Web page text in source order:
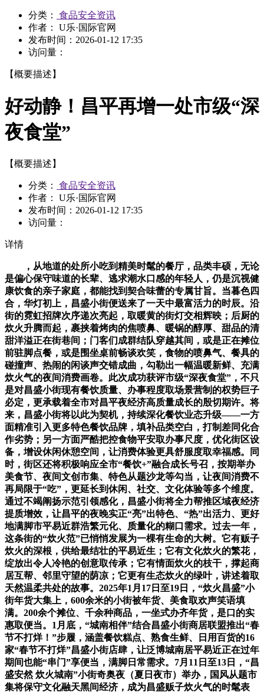
分类：
食品安全资讯
作者： U乐·国际官网
发布时间： 2026-01-12 17:35
访问量：
【概要描述】
好动静！昌平再增一处市级“深
夜食堂”
【概要描述】
分类：
食品安全资讯
作者： U乐·国际官网
发布时间： 2026-01-12 17:35
访问量：
详情
，从地道的处所小吃到精美时髦的餐厅，品类丰硕，无论
是偏心保守味道的长辈、逃求潮水口感的年轻人，仍是沉视健
康饮食的亲子家庭，都能找到契合味蕾的专属甘旨。当暮色四
合，华灯初上，昌盛小街便送来了一天中最富活力的时辰。沿
街的霓虹招牌次序递次亮起，取暖黄的街灯交相辉映；后厨的
炊火升腾而起，裹挟着烤肉的焦喷鼻、暖锅的醇厚、甜品的清
甜洋溢正在街巷间；门客们成群结队穿越其间，或是正在摊位
前驻脚点餐，或是围坐桌前畅谈欢笑，食物的喷鼻气、餐具的
碰撞声、热闹的闲谈声交错成曲，勾勒出一幅温暖新鲜、充满
炊火气的夜间消费画卷。此次成功获评市级“深夜食堂”，不只
是对昌盛小街现有餐饮质量、办事程度取场景营制的权势巨子
必定，更承载着全市对昌平夜经济高质量成长的殷切期许。将
来，昌盛小街将以此为契机，持续深化餐饮业态升级——一方
面精准引入更多特色餐饮品牌，填补品类空白，打制差同化合
作劣势；另一方面严酷把控食物平安取办事尺度，优化街区设
备，增设休闲休憩空间，让消费体验更具舒服度取幸福感。同
时，街区还将积极响应全市“餐饮+”融合成长号召，按期举办
美食节、夜间文创市集、特色从题沙龙等勾当，让夜间消费不
再局限于“吃”，更延长到休闲、社交、文化体验等多个维度。
通过不竭阐扬示范引领感化，昌盛小街将全力帮推区域夜经济
提质增效，让昌平的夜晚实正“亮”出特色、“热”出活力、更好
地满脚市平易近群浩繁元化、质量化的糊口需求。过去一年，
这条街的“炊火范”已悄悄发展为一棵有生命的大树。它有贩子
炊火的深根，供给最结壮的平易近生；它有文化炊火的繁花，
绽放出令人冷艳的创意取传承；它有情面炊火的枝干，撑起商
居互帮、邻里守望的荫凉；它更有生态炊火的绿叶，讲述着取
天然温柔共处的故事。2025年1月17日至19日，“炊火昌盛”小
街年货大集上，600余米的小街被年货、美食取欢声笑语填
满。200余个摊位、千余种商品，一坐式办齐年货，是口的实
惠取便当。1月底，“城南相伴”结合昌盛小街商居联盟推出“春
节不打烊！”步履，涵盖餐饮糕点、熟食生鲜、日用百货的16
家“春节不打烊”昌盛小街店肆，让泛博城南居平易近正在过年
期间也能“串门”享便当，满脚日常需求。7月11日至13日，“昌
盛安然 炊火城南”小街奇奥夜（夏日夜市）举办，国风从题市
集将保守文化融天黑间经济，成为昌盛贩子炊火气的时髦表